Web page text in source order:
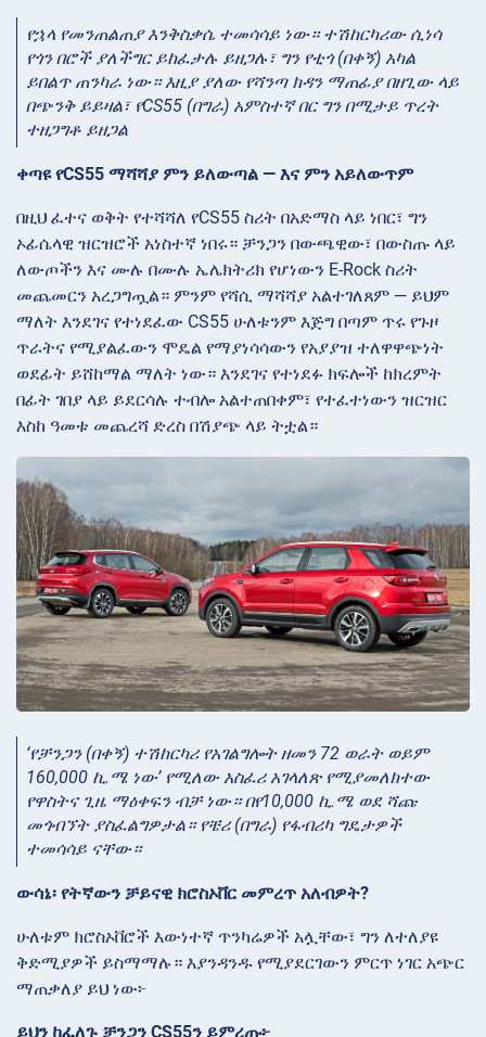
የኋላ የመንጠልጠያ እንቅስቃሴ ተመሳሳይ ነው። ተሽከርካሪው ሲነሳ
የጎን በሮች ያለችግር ይከፈታሉ ይዘጋሉ፣ ግን የቲጎ (በቀኝ) አካል
ይበልጥ ጠንካራ ነው። እዚያ ያለው የሻንጣ ክዳን ማጠፊያ በዘጊው ላይ
በጭንቅ ይይዛል፣ የCS55 (በግራ) አምስተኛ በር ግን በሚታይ ጥረት
ተዘጋግቶ ይዘጋል
ቀጣዩ የCS55 ማሻሻያ ምን ይለውጣል — እና ምን አይለውጥም
በዚህ ፈተና ወቅት የተሻሻለ የCS55 ስሪት በአድማስ ላይ ነበር፣ ግን
ኦፊሴላዊ ዝርዝሮች አነስተኛ ነበሩ። ቻንጋን በውጫዊው፣ በውስጡ ላይ
ለውጦችን እና ሙሉ በሙሉ ኤሌክትሪክ የሆነውን E-Rock ስሪት
መጨመርን አረጋግጧል። ምንም የሻሲ ማሻሻያ አልተገለጸም — ይህም
ማለት እንደገና የተነደፈው CS55 ሁለቱንም እጅግ በጣም ጥሩ የጉዞ
ጥራትና የሚያልፈውን ሞዴል የማያነሳሳውን የአያያዝ ተለዋዋጭነት
ወደፊት ይሸከማል ማለት ነው። እንደገና የተነደፉ ክፍሎች ከክረምት
በፊት ገበያ ላይ ይደርሳሉ ተብሎ አልተጠበቀም፣ የተፈተነውን ዝርዝር
እስከ ዓመቱ መጨረሻ ድረስ በሽያጭ ላይ ትቷል።
‘የቻንጋን (በቀኝ) ተሽከርካሪ የአገልግሎት ዘመን 72 ወራት ወይም
160,000 ኪ.ሜ ነው’ የሚለው አስፈሪ አገላለጽ የሚያመለክተው
የዋስትና ጊዜ ማዕቀፍን ብቻ ነው። በየ10,000 ኪ.ሜ ወደ ሻጩ
መጎብኘት ያስፈልግዎታል። የቼሪ (በግራ) የፋብሪካ ግዴታዎች
ተመሳሳይ ናቸው።
ውሳኔ፡ የትኛውን ቻይናዊ ክሮስኦቨር መምረጥ አለብዎት?
ሁለቱም ክሮስኦቨሮች እውነተኛ ጥንካሬዎች አሏቸው፣ ግን ለተለያዩ
ቅድሚያዎች ይስማማሉ። እያንዳንዱ የሚያደርገውን ምርጥ ነገር አጭር
ማጠቃለያ ይህ ነው፦
ይህን ከፈለጉ ቻንጋን CS55ን ይምረጡ፦